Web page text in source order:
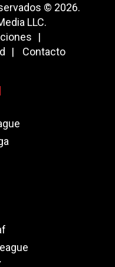
© 2026.
LLC.
Contacto